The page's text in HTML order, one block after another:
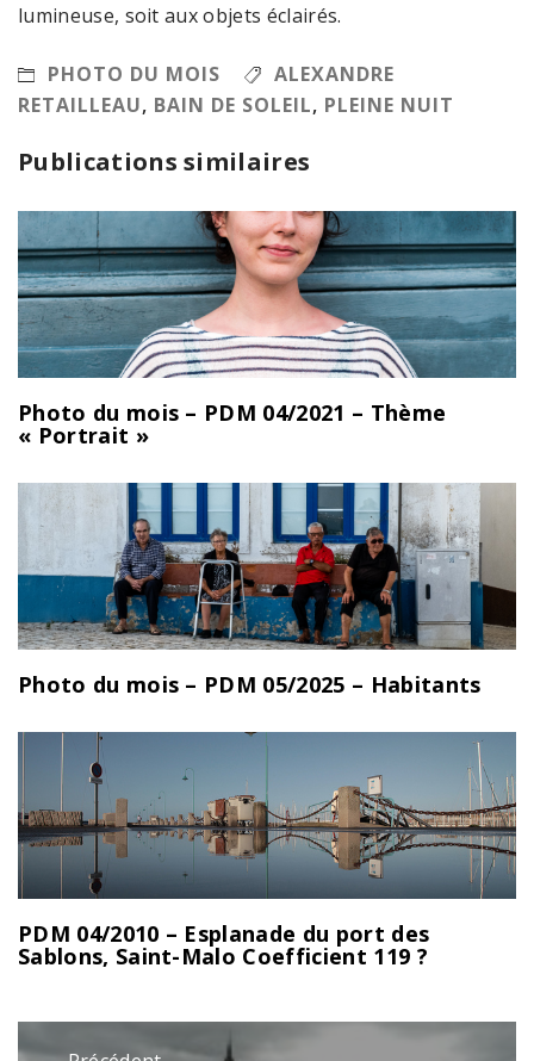
lumineuse, soit aux objets éclairés.
PHOTO DU MOIS
ALEXANDRE
RETAILLEAU, BAIN DE SOLEIL, PLEINE NUIT
Publications similaires
Photo du mois – PDM 04/2021 – Thème
« Portrait »
Photo du mois – PDM 05/2025 – Habitants
PDM 04/2010 – Esplanade du port des
Sablons, Saint-Malo Coefficient 119 ?
Navigation